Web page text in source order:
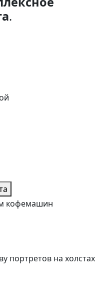
.
портретов на холстах